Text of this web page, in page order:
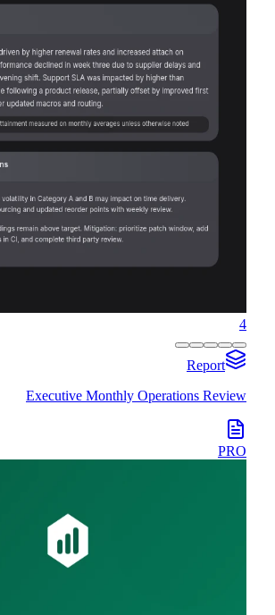
4
Report
Executive Monthly Operations Review
PRO